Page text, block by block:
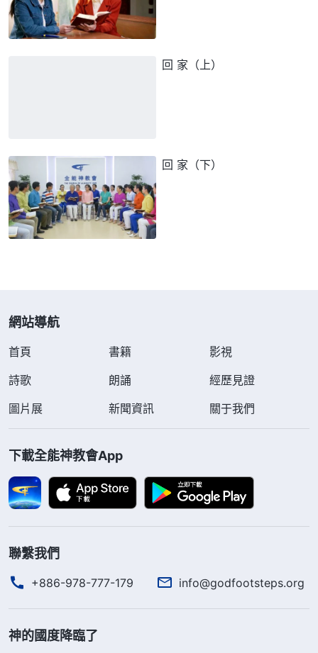
回 家（上）
回 家（下）
網站導航
首頁 書籍
影視
詩歌
朗誦
經歷見證
圖片展
新聞資訊 關于我們
下載全能神教會App
聯繫我們
+886-978-777-179 info@godfootsteps.org
神的國度降臨了